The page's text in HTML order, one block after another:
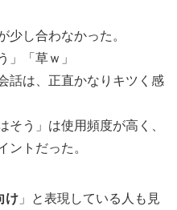
少し合わなかった。
」「草ｗ」
話は、正直かなりキツく感
そう」は使用頻度が高く、
ントだった。
け 」と表現している人も見